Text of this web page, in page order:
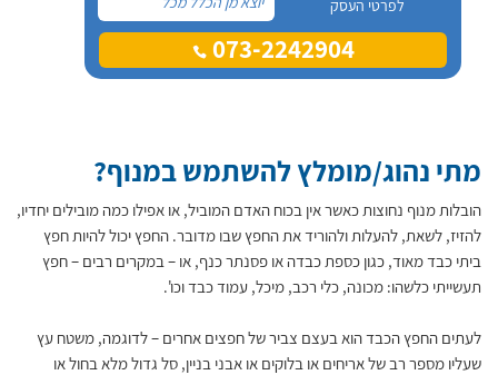
לפרטי העסק
הבחינות, עמידה בלוח
זמנים, הובלה זריזה, ויחסי
אנוש מעולים. העבודה073-2242904
מתי נהוג/מומלץ להשתמש במנוף?
הובלות מנוף נחוצות כאשר אין בכוח האדם המוביל, או אפילו כמה מובילים יחדיו,
להזיז, לשאת, להעלות ולהוריד את החפץ שבו מדובר. החפץ יכול להיות חפץ
ביתי כבד מאוד, כגון כספת כבדה או פסנתר כנף, או – במקרים רבים – חפץ
תעשייתי כלשהו: מכונה, כלי רכב, מיכל, עמוד כבד וכו'.
לעתים החפץ הכבד הוא בעצם צביר של חפצים אחרים – לדוגמה, משטח עץ
שעליו מספר רב של אריחים או בלוקים או אבני בניין, סל גדול מלא בחול או